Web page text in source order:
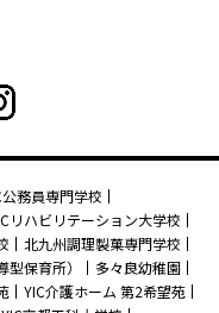
公務員専門学校
リハビリテーション大学校
北九州調理製菓専門学校
保育所）
多々良幼稚園
YIC介護ホーム 第2希望苑